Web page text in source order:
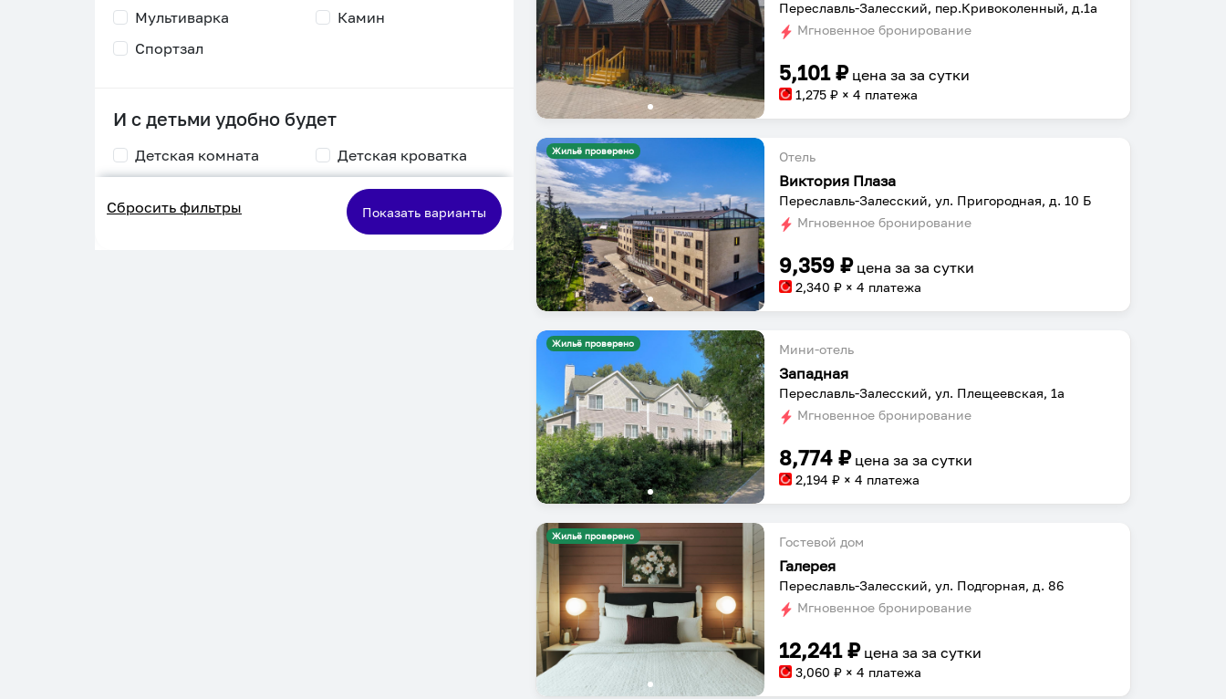
Мультиварка
Спортзал
Камин
И с детьми удобно будет
Детская комната
кормления
Детская кроватка
Двухъярусная
кровать
Сбросить фильтры Показать варианты
Переславль-Залесский, пер.Кривоколенный, д.1а
Мгновенное бронирование
5,101₽ цена заза сутки
1,275 ₽ × 4 платежа
Жильё проверено Отель
Виктория Плаза
Переславль-Залесский, ул. Пригородная, д. 10 Б
Мгновенное бронирование
9,359 ₽ цена заза сутки
2,340 ₽ × 4 платежа
Жильё проверено Мини-отель
Западная
Переславль-Залесский, ул. Плещеевская, 1а
Мгновенное бронирование
8,774 ₽ цена заза сутки
2,194 ₽ × 4 платежа
Жильё проверено Гостевой дом
Галерея
Переславль-Залесский, ул. Подгорная, д. 86
Мгновенное бронирование
12,241₽ цена заза сутки
3,060 ₽ × 4 платежа